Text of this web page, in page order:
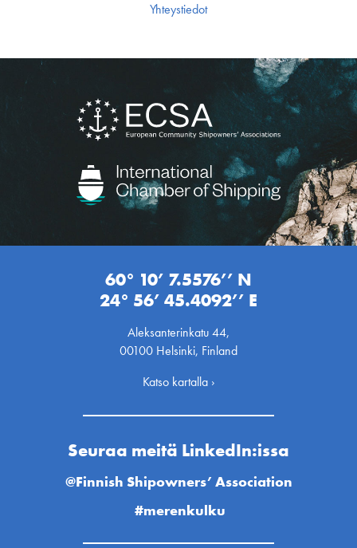
Yhteystiedot
60° 10’ 7.5576’’ N
24° 56’ 45.4092’’ E
Aleksanterinkatu 44,
00100 Helsinki, Finland
Katso kartalla ›
Seuraa meitä LinkedIn:issa
@Finnish Shipowners’ Association
#merenkulku